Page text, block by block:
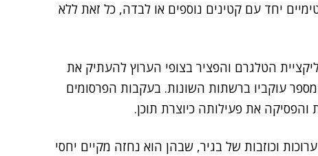
יחד עם קטינים נוספים או לבדה, כל זאת ללא
הטלגרם והפציר בצופי הערוץ להעתיק את
עוקביו ברשתות השונות. בעקבות הפרסומים
את פעילותה כיוצרת תוכן.
וכוזבות של בגיר, שבהן הוא נחזה מקיים יחסי